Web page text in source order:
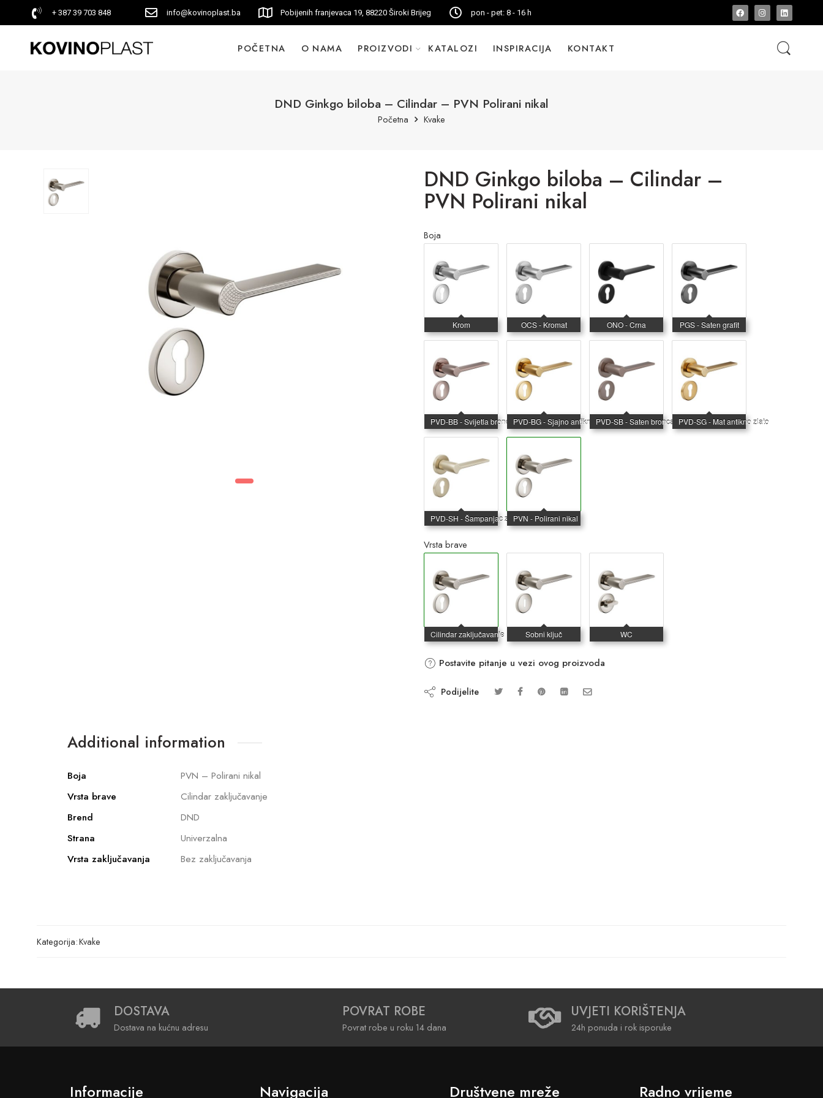
+ 387 39 703 848 info@kovinoplast.ba Pobijenih franjevaca 19, 88220 Široki Brijeg pon - pet: 8 - 16 h
POČETNA O NAMA PROIZVODI KATALOZI INSPIRACIJA KONTAKT
DND Ginkgo biloba – Cilindar – PVN Polirani nikal
Početna Kvake
DND Ginkgo biloba – Cilindar –
PVN Polirani nikal
Boja
Vrsta brave
Postavite pitanje u vezi ovog proizvoda
Podijelite
Additional information
Boja
PVN – Polirani nikal
Vrsta brave
Cilindar zaključavanje
Brend
DND
Strana
Univerzalna
Vrsta zaključavanja
Bez zaključavanja
Kategorija:Kvake
DOSTAVA
Dostava na kućnu adresu
POVRAT ROBE
Povrat robe u roku 14 dana
UVJETI KORIŠTENJA
24h ponuda i rok isporuke
Informacije Navigacija Društvene mreže Radno vrijeme